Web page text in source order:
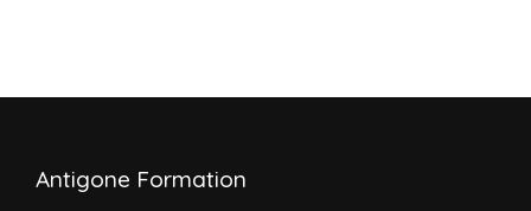
Antigone Formation